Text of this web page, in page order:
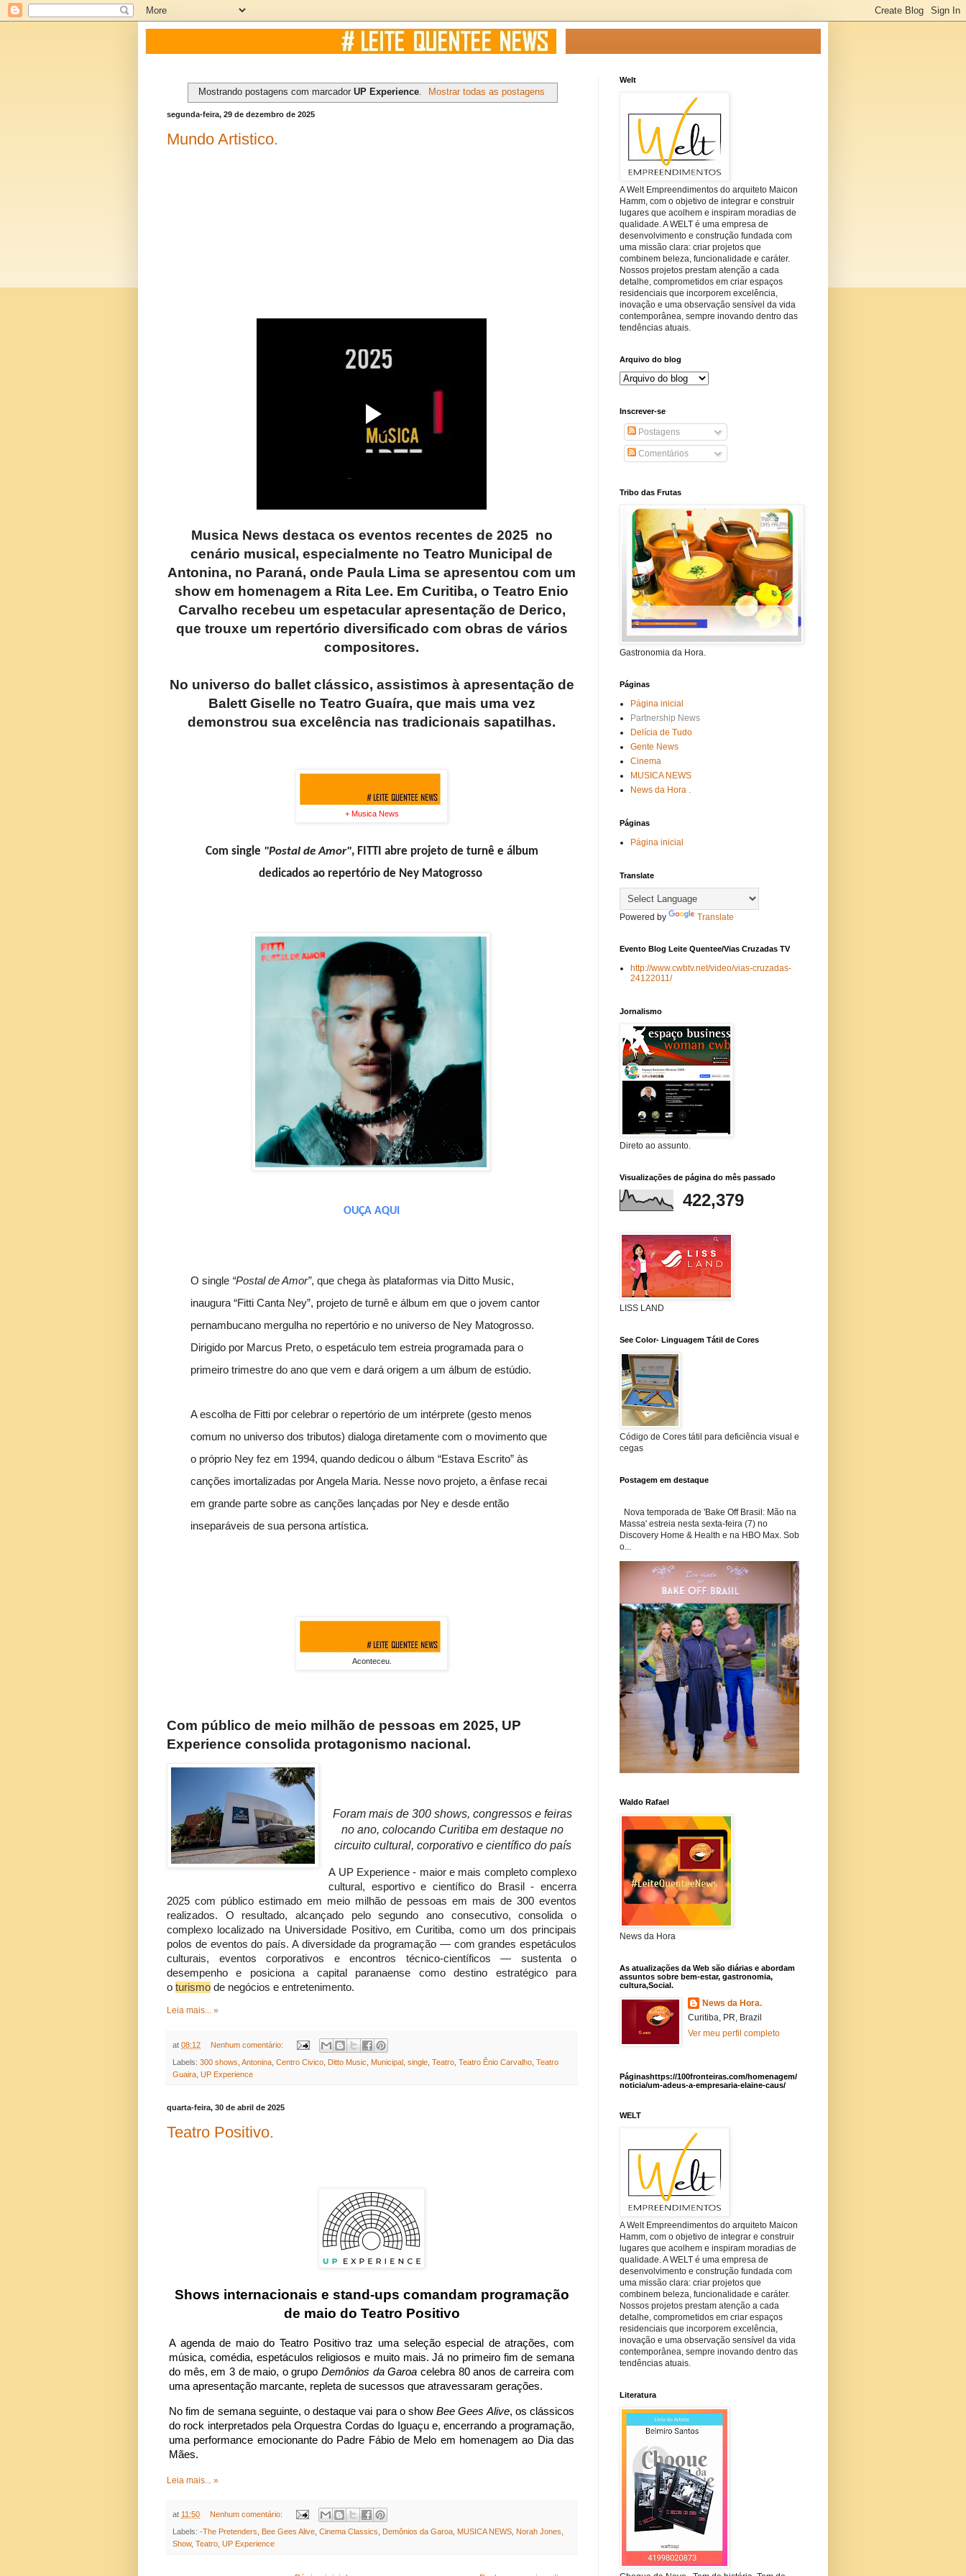
Mostrando postagens com marcador UP Experience. Mostrar todas as postagens
segunda-feira, 29 de dezembro de 2025
Mundo Artistico.
Musica News destaca os eventos recentes de 2025 no
cenário musical, especialmente no Teatro Municipal de
Antonina, no Paraná, onde Paula Lima se apresentou com um
show em homenagem a Rita Lee. Em Curitiba, o Teatro Enio
Carvalho recebeu um espetacular apresentação de Derico,
que trouxe um repertório diversificado com obras de vários
compositores.
No universo do ballet clássico, assistimos à apresentação de
Balett Giselle no Teatro Guaíra, que mais uma vez
demonstrou sua excelência nas tradicionais sapatilhas.
+ Musica News
Com single "Postal de Amor", FITTI abre projeto de turnê e álbum
dedicados ao repertório de Ney Matogrosso
OUÇA AQUI
O single “Postal de Amor”, que chega às plataformas via Ditto Music,
inaugura “Fitti Canta Ney”, projeto de turnê e álbum em que o jovem cantor
pernambucano mergulha no repertório e no universo de Ney Matogrosso.
Dirigido por Marcus Preto, o espetáculo tem estreia programada para o
primeiro trimestre do ano que vem e dará origem a um álbum de estúdio.
A escolha de Fitti por celebrar o repertório de um intérprete (gesto menos
comum no universo dos tributos) dialoga diretamente com o movimento que
o próprio Ney fez em 1994, quando dedicou o álbum “Estava Escrito” às
canções imortalizadas por Angela Maria. Nesse novo projeto, a ênfase recai
em grande parte sobre as canções lançadas por Ney e desde então
inseparáveis de sua persona artística.
Aconteceu.
Com público de meio milhão de pessoas em 2025, UP
Experience consolida protagonismo nacional.
Foram mais de 300 shows, congressos e feiras
no ano, colocando Curitiba em destaque no
circuito cultural, corporativo e científico do país
A UP Experience - maior e mais completo complexo
cultural, esportivo e científico do Brasil - encerra
2025 com público estimado em meio milhão de pessoas em mais de 300 eventos
realizados. O resultado, alcançado pelo segundo ano consecutivo, consolida o
complexo localizado na Universidade Positivo, em Curitiba, como um dos principais
polos de eventos do país. A diversidade da programação — com grandes espetáculos
culturais, eventos corporativos e encontros técnico-científicos — sustenta o
desempenho e posiciona a capital paranaense como destino estratégico para
o turismo de negócios e entretenimento.
Leia mais... »
at 08:12 Nenhum comentário:
Labels: 300 shows Antonina Centro Civico Ditto Music Municipal single Teatro Teatro Ênio Carvalho Teatro
Guaira UP Experience
quarta-feira, 30 de abril de 2025
Teatro Positivo.
Shows internacionais e stand-ups comandam programação
de maio do Teatro Positivo
A agenda de maio do Teatro Positivo traz uma seleção especial de atrações, com
música, comédia, espetáculos religiosos e muito mais. Já no primeiro fim de semana
do mês, em 3 de maio, o grupo Demônios da Garoa celebra 80 anos de carreira com
uma apresentação marcante, repleta de sucessos que atravessaram gerações.
No fim de semana seguinte, o destaque vai para o showBee Gees Alive, os clássicos
do rock interpretados pela Orquestra Cordas do Iguaçu e, encerrando a programação,
uma performance emocionante do Padre Fábio de Melo em homenagem ao Dia das
Mães.
Leia mais... »
at 11:50 Nenhum comentário:
Labels: -The Pretenders Bee Gees Alive Cinema Classics Demônios da Garoa MUSICA NEWS Norah Jones
Show, Teatro UP Experience
Welt
A Welt Empreendimentos do arquiteto Maicon
Hamm, com o objetivo de integrar e construir
lugares que acolhem e inspiram moradias de
qualidade. A WELT é uma empresa de
desenvolvimento e construção fundada com
uma missão clara: criar projetos que
combinem beleza, funcionalidade e caráter.
Nossos projetos prestam atenção a cada
detalhe, comprometidos em criar espaços
residenciais que incorporem excelência,
inovação e uma observação sensível da vida
contemporânea, sempre inovando dentro das
tendências atuais.
Arquivo do blog
Inscrever-se
Postagens
Comentários
Tribo das Frutas
Gastronomia da Hora.
Páginas
Página inicial
Partnership News
Delícia de Tudo
Gente News
Cinema
MUSICA NEWS
News da Hora .
Páginas
Página inicial
Translate
Powered by Translate
Evento Blog Leite Quentee/Vias Cruzadas TV
http://www.cwbtv.net/video/vias-cruzadas-
24122011/
Jornalismo
Direto ao assunto.
Visualizações de página do mês passado
422,379
LISS LAND
See Color- Linguagem Tátil de Cores
Código de Cores tátil para deficiência visual e
cegas
Postagem em destaque
Nova temporada de 'Bake Off Brasil: Mão na
Massa' estreia nesta sexta-feira (7) no
Discovery Home & Health e na HBO Max. Sob
o...
Waldo Rafael
News da Hora
As atualizações da Web são diárias e abordam
assuntos sobre bem-estar, gastronomia,
cultura,Social.
News da Hora.
Curitiba, PR, Brazil
Ver meu perfil completo
Páginashttps://100fronteiras.com/homenagem/
noticia/um-adeus-a-empresaria-elaine-caus/
WELT
A Welt Empreendimentos do arquiteto Maicon
Hamm, com o objetivo de integrar e construir
lugares que acolhem e inspiram moradias de
qualidade. A WELT é uma empresa de
desenvolvimento e construção fundada com
uma missão clara: criar projetos que
combinem beleza, funcionalidade e caráter.
Nossos projetos prestam atenção a cada
detalhe, comprometidos em criar espaços
residenciais que incorporem excelência,
inovação e uma observação sensível da vida
contemporânea, sempre inovando dentro das
tendências atuais.
Literatura